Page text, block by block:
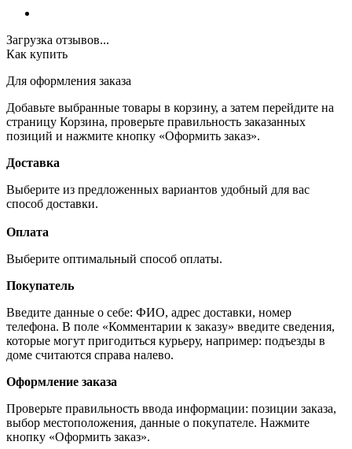
Загрузка отзывов...
Как купить
Для оформления заказа
Добавьте выбранные товары в корзину, а затем перейдите на
страницу Корзина, проверьте правильность заказанных
позиций и нажмите кнопку «Оформить заказ».
Доставка
Выберите из предложенных вариантов удобный для вас
способ доставки.
Оплата
Выберите оптимальный способ оплаты.
Покупатель
Введите данные о себе: ФИО, адрес доставки, номер
телефона. В поле «Комментарии к заказу» введите сведения,
которые могут пригодиться курьеру, например: подъезды в
доме считаются справа налево.
Оформление заказа
Проверьте правильность ввода информации: позиции заказа,
выбор местоположения, данные о покупателе. Нажмите
кнопку «Оформить заказ».